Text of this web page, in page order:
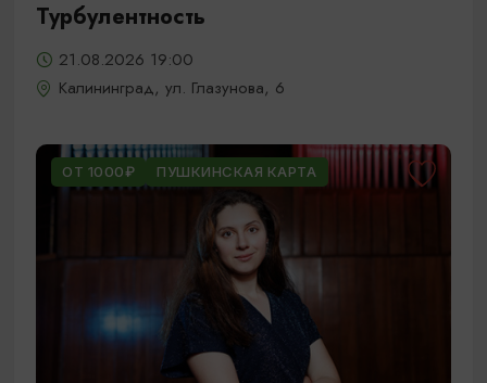
Турбулентность
21.08.2026 19:00
Калининград, ул. Глазунова, 6
ОТ 1000₽ ПУШКИНСКАЯ КАРТА